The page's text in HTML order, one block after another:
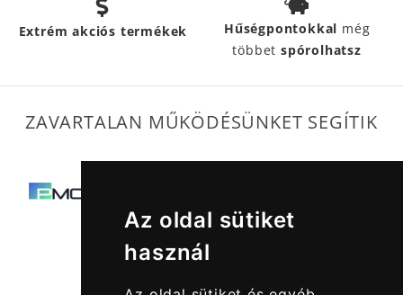
Az oldal sütiket
használ
Extrém akciós termékek Hűségpontokkal még
többetspórolhatsz
ZAVARTALAN MŰKÖDÉSÜNKET SEGÍTIK